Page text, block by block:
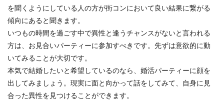
を聞くようにしている人の方が街コンにおいて良い結果に繋がる
傾向にあると聞きます。
いつもの時間を過ごす中で異性と逢うチャンスがないと言われる
方は、お見合いパーティーに参加すべきです。先ずは意欲的に動
いてみることが大切です。
本気で結婚したいと希望しているのなら、婚活パーティーに顔を
出してみましょう。現実に面と向かって話をしてみて、自身に見
合った異性を見つけることができます。